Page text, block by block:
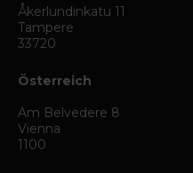
Åkerlundinkatu 11
Tampere
33720
Österreich
Am Belvedere 8
Vienna
1100